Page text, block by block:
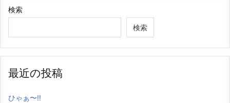
検索
検索
最近の投稿
ひゃぁ〜‼